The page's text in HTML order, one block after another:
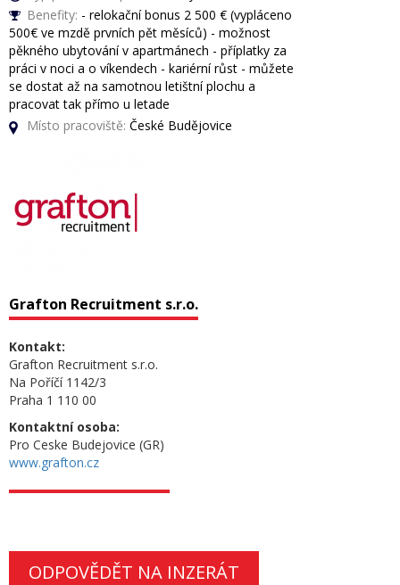
Benefity: - relokační bonus 2 500 € (vypláceno
500€ ve mzdě prvních pět měsíců) - možnost
pěkného ubytování v apartmánech - příplatky za
práci v noci a o víkendech - kariérní růst - můžete
se dostat až na samotnou letištní plochu a
pracovat tak přímo u letade
Místo pracoviště: České Budějovice
Grafton Recruitment s.r.o.
Kontakt:
Grafton Recruitment s.r.o.
Na Poříčí 1142/3
Praha 1 110 00
Kontaktní osoba:
Pro Ceske Budejovice (GR)
www.grafton.cz
ODPOVĚDĚT NA INZERÁT